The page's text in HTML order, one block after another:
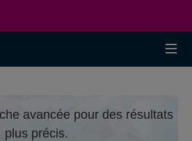
avancée pour des résultats
plus précis.